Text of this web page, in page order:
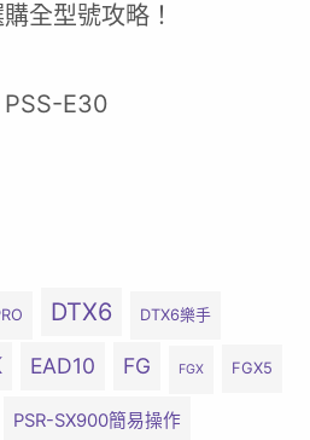
全型號攻略！
E30
DTX6 DTX6樂手
EAD10 FG FGX FGX5
PSR-SX900簡易操作